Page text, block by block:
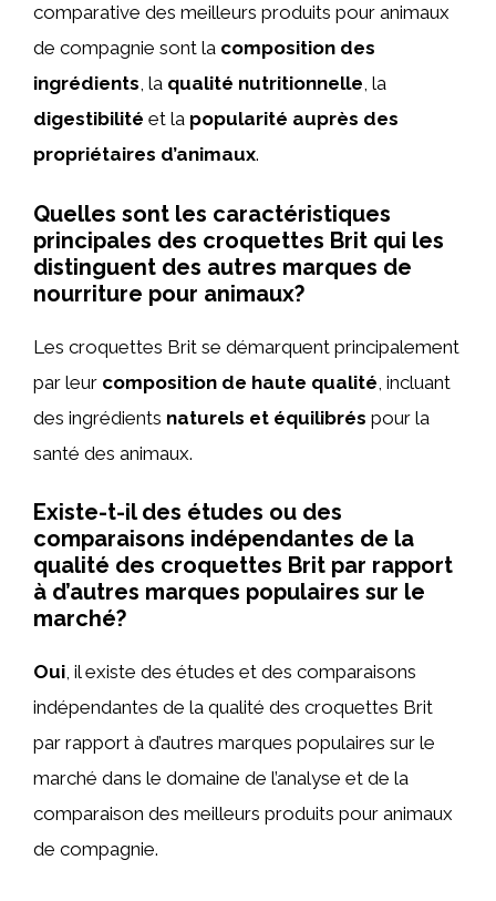
comparative des meilleurs produits pour animaux
de compagnie sont la composition des
ingrédients, la qualité nutritionnelle, la
digestibilité et la popularité auprès des
propriétaires d’animaux.
Quelles sont les caractéristiques
principales des croquettes Brit qui les
distinguent des autres marques de
nourriture pour animaux?
Les croquettes Brit se démarquent principalement
par leur composition de haute qualité , incluant
des ingrédients naturels et équilibrés pour la
santé des animaux.
Existe-t-il des études ou des
comparaisons indépendantes de la
qualité des croquettes Brit par rapport
à d’autres marques populaires sur le
marché?
Oui, il existe des études et des comparaisons
indépendantes de la qualité des croquettes Brit
par rapport à d’autres marques populaires sur le
marché dans le domaine de l’analyse et de la
comparaison des meilleurs produits pour animaux
de compagnie.